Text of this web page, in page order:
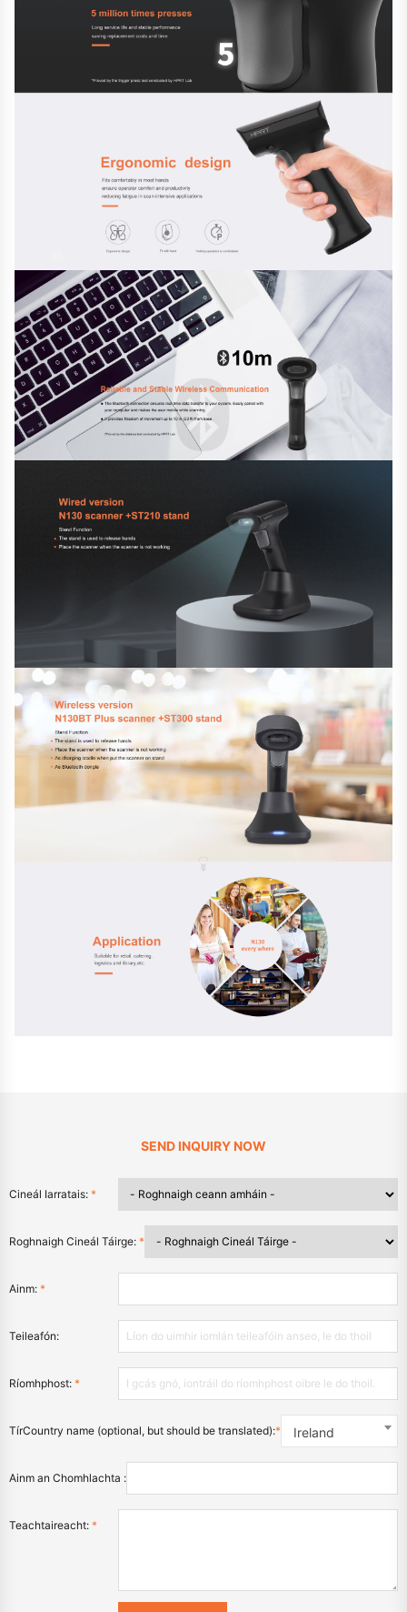
SEND INQUIRY NOW
Cineál Iarratais: *
Roghnaigh Cineál Táirge: *
Ainm: *
Teileafón:
Ríomhphost: *
TírCountry name (optional, but should be translated):* Ireland
Ainm an Chomhlachta :
Teachtaireacht: *